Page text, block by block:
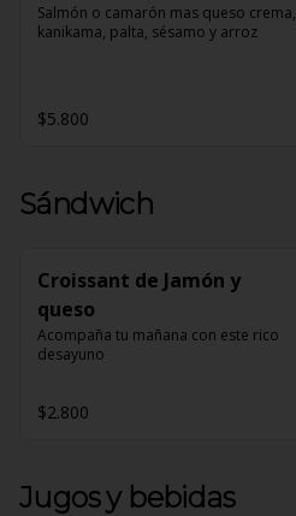
Salmón o camarón mas queso crema,
kanikama, palta, sésamo y arroz
$5.800
Sándwich
Croissant de Jamón y
queso
Acompaña tu mañana con este rico
desayuno
$2.800
Jugos y bebidas